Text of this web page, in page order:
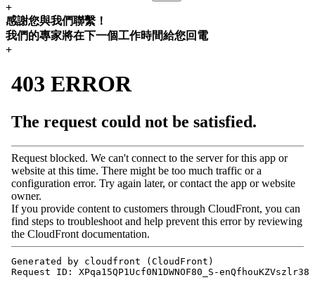
+
感謝您與我們聯繫！
我們的專家將在下一個工作時間給您回電
+